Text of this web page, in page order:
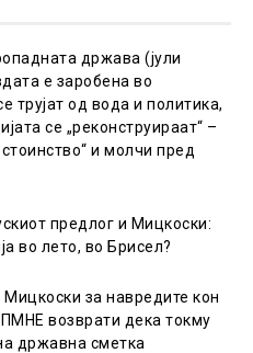
држава (јули
е заробена во
трујат од вода и политика,
се „реконструираат“ –
и молчи пред
предлог и Мицкоски:
во лето, во Брисел?
за навредите кон
возврати дека токму
државна сметка